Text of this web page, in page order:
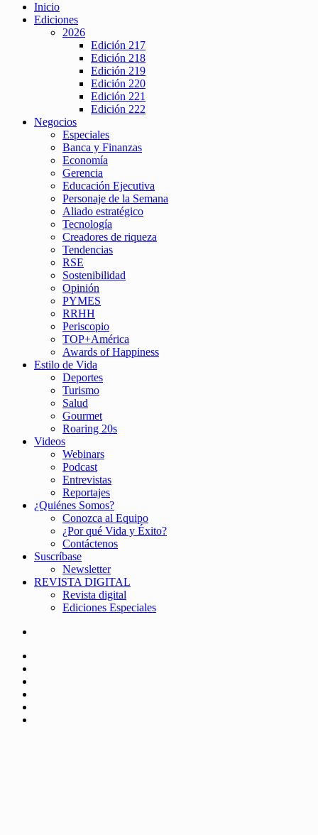
Inicio
Ediciones
2026
Edición 217
Edición 218
Edición 219
Edición 220
Edición 221
Edición 222
Negocios
Especiales
Banca y Finanzas
Economía
Gerencia
Educación Ejecutiva
Personaje de la Semana
Aliado estratégico
Tecnología
Creadores de riqueza
Tendencias
RSE
Sostenibilidad
Opinión
PYMES
RRHH
Periscopio
TOP+América
Awards of Happiness
Estilo de Vida
Deportes
Turismo
Salud
Gourmet
Roaring 20s
Videos
Webinars
Podcast
Entrevistas
Reportajes
¿Quiénes Somos?
Conozca al Equipo
¿Por qué Vida y Éxito?
Contáctenos
Suscríbase
Newsletter
REVISTA DIGITAL
Revista digital
Ediciones Especiales